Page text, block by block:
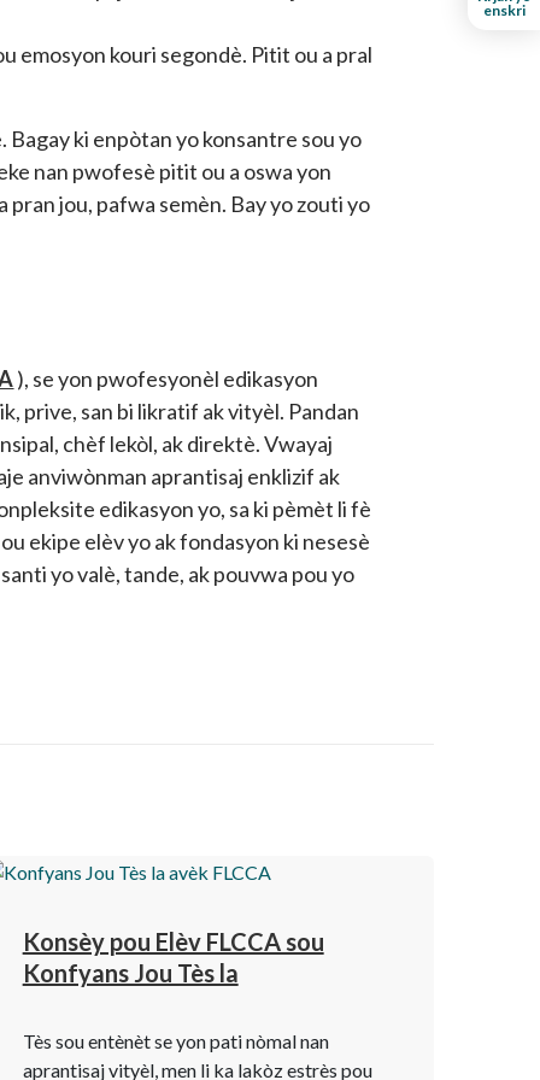
emosyon kouri segondè. Pitit ou a pral
Bagay ki enpòtan yo konsantre sou yo
nan pwofesè pitit ou a oswa yon
pran jou, pafwa semèn. Bay yo zouti yo
), se yon pwofesyonèl edikasyon
prive, san bi likratif ak vityèl. Pandan
chèf lekòl, ak direktè. Vwayaj
anviwònman aprantisaj enklizif ak
edikasyon yo, sa ki pèmèt li fè
ekipe elèv yo ak fondasyon ki nesesè
yo valè, tande, ak pouvwa pou yo
Konsèy pou Elèv FLCCA sou
Konfyans Jou Tès la
Tès sou entènèt se yon pati nòmal nan
aprantisaj vityèl, men li ka lakòz estrès pou
enskri